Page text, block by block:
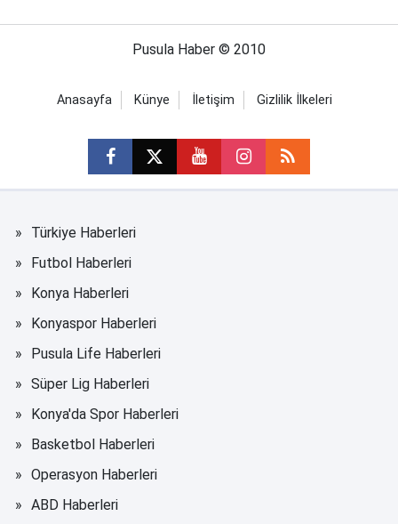
Pusula Haber © 2010
Anasayfa Künye İletişim Gizlilik İlkeleri
Türkiye Haberleri
Futbol Haberleri
Konya Haberleri
Konyaspor Haberleri
Pusula Life Haberleri
Süper Lig Haberleri
Konya'da Spor Haberleri
Basketbol Haberleri
Operasyon Haberleri
ABD Haberleri